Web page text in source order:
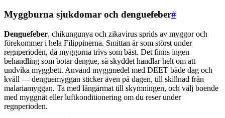
Myggburna sjukdomar och denguefeber#
Denguefeber, chikungunya och zikavirus sprids av myggor och
förekommer i hela Filippinerna. Smittan är som störst under
regnperioden, då myggorna trivs som bäst. Det finns ingen
behandling som botar dengue, så skyddet handlar helt om att
undvika myggbett. Använd myggmedel med DEET både dag och
kväll — denguemyggan sticker även på dagen, till skillnad från
malariamyggan. Ta med långärmat till skymningen, och välj boende
med myggnät eller luftkonditionering om du reser under
regnperioden.